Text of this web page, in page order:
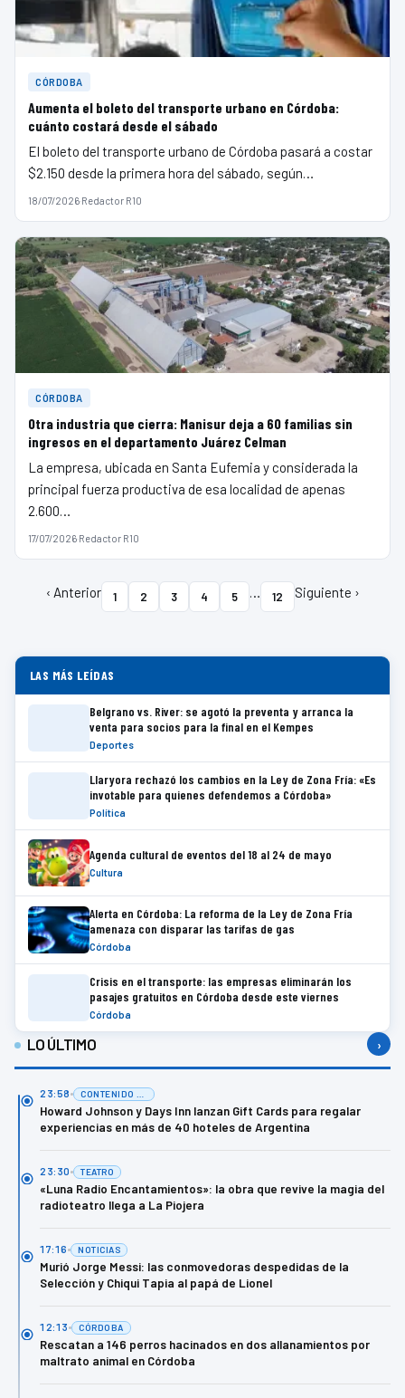
CÓRDOBA
Aumenta el boleto del transporte urbano en Córdoba:
cuánto costará desde el sábado
El boleto del transporte urbano de Córdoba pasará a costar
$2.150 desde la primera hora del sábado, según…
18/07/2026·Redactor R10
CÓRDOBA
Otra industria que cierra: Manisur deja a 60 familias sin
ingresos en el departamento Juárez Celman
La empresa, ubicada en Santa Eufemia y considerada la
principal fuerza productiva de esa localidad de apenas
2.600…
17/07/2026·Redactor R10
‹ Anterior 1 2 3 4 5 … 12 Siguiente ›
LAS MÁS LEÍDAS
Belgrano vs. River: se agotó la preventa y arranca la
venta para socios para la final en el Kempes
Deportes
Llaryora rechazó los cambios en la Ley de Zona Fría: «Es
invotable para quienes defendemos a Córdoba»
Política
Agenda cultural de eventos del 18 al 24 de mayo
Cultura
Alerta en Córdoba: La reforma de la Ley de Zona Fría
amenaza con disparar las tarifas de gas
Córdoba
Crisis en el transporte: las empresas eliminarán los
pasajes gratuitos en Córdoba desde este viernes
Córdoba
LO ÚLTIMO ›
23:58
Howard Johnson y Days Inn lanzan Gift Cards para regalar
experiencias en más de 40 hoteles de Argentina
23:30 TEATRO
«Luna Radio Encantamientos»: la obra que revive la magia del
radioteatro llega a La Piojera
17:16 NOTICIAS
Murió Jorge Messi: las conmovedoras despedidas de la
Selección y Chiqui Tapia al papá de Lionel
12:13 CÓRDOBA
Rescatan a 146 perros hacinados en dos allanamientos por
maltrato animal en Córdoba